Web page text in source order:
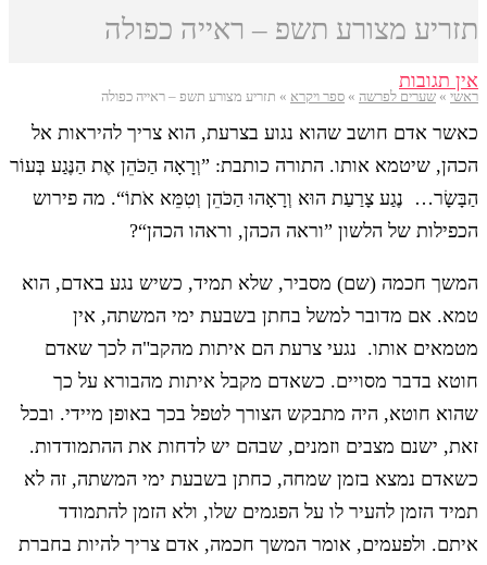
תזריע מצורע תשפ – ראייה כפולה
ראשי » שערים לפרשה » ספר ויקרא » תזריע מצורע תשפ – ראייה כפולה
אין תגובות
כאשר אדם חושב שהוא נגוע בצרעת, הוא צריך להיראות אל
הכהן, שיטמא אותו. התורה כותבת: ”וְרָאָה הַכֹּהֵן אֶת הַנֶּגַע בְּעוֹר
הַבָּשָׂר… נֶגַע צָרַעַת הוּא וְרָאָהוּ הַכֹּהֵן וְטִמֵּא אֹתוֹ“. מה פירוש
הכפילות של הלשון ”וראה הכהן, וראהו הכהן“?
המשך חכמה (שם) מסביר, שלא תמיד, כשיש נגע באדם, הוא
טמא. אם מדובר למשל בחתן בשבעת ימי המשתה, אין
מטמאים אותו. נגעי צרעת הם איתות מהקב"ה לכך שאדם
חוטא בדבר מסויים. כשאדם מקבל איתות מהבורא על כך
שהוא חוטא, היה מתבקש הצורך לטפל בכך באופן מיידי. ובכל
זאת, ישנם מצבים וזמנים, שבהם יש לדחות את ההתמודדות.
כשאדם נמצא בזמן שמחה, כחתן בשבעת ימי המשתה, זה לא
תמיד הזמן להעיר לו על הפגמים שלו, ולא הזמן להתמודד
איתם. ולפעמים, אומר המשך חכמה, אדם צריך להיות בחברת